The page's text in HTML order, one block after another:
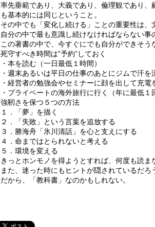
率先垂範であり、大義であり、倫理観であり
も基本的には同じということ。
その中でも「変化し続ける」ことの重要性は、
自分の中で最も意識し続けなければならない事
この著書の中で、今すぐにでも自分ができそう
死守すべき時間は”予約”しておく
・本を読む（一日最低１時間）
・週末あるいは平日の仕事のあとにジムで汗を
・経営者の勉強会やセミナーに顔を出して充電
・プライベートの海外旅行に行く（年に最低１
強靭さを保つ５つの方法
１．「夢」を描く
２．「失敗」という言葉を追放する
３．勝海舟「氷川清話」を心と支えにする
４．命まではとられないと考える
５．環境を変える
きっとホンモノを得ようとすれば、何度も読ま
また、迷った時にもヒントが隠されているだろ
だから、「教科書」なのかもしれない。